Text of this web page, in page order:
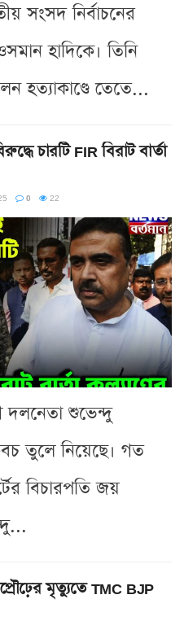
সংসদ নির্বাচনের
হাদিকে। তিনি
হত্যাকাণ্ডে তেতে...
চারটি FIR বিরাট বার্তা
0 22
দলনেতা শুভেন্দু
তুলে নিয়েছে। গত
বিচারপতি জয়
মৃত্যুতে TMC BJP